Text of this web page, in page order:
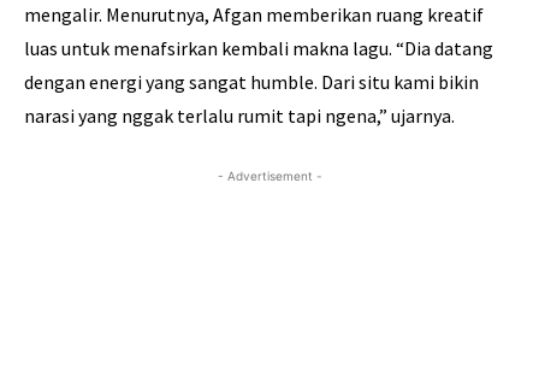
mengalir. Menurutnya, Afgan memberikan ruang kreatif
luas untuk menafsirkan kembali makna lagu. “Dia datang
dengan energi yang sangat humble. Dari situ kami bikin
narasi yang nggak terlalu rumit tapi ngena,” ujarnya.
- Advertisement -